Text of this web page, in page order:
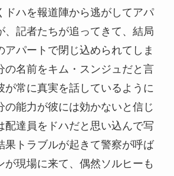
ドハを報道陣から逃がしてアパ
、記者たちが追ってきて、結局
アパートで閉じ込められてしま
の名前をキム・スンジュだと言
が常に真実を話しているように
の能力が彼には効かないと信じ
配達員をドハだと思い込んで写
果トラブルが起きて警察が呼ば
が現場に来て、偶然ソルヒーも